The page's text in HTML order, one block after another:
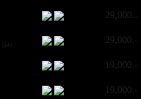
29,000.-
(54) 29,000.-
19,000.-
19,000.-